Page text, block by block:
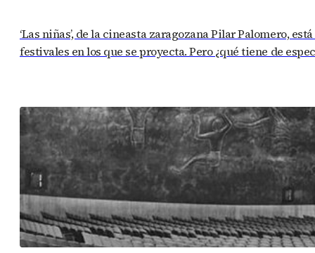
‘Las niñas’, de la cineasta zaragozana Pilar Palomero,
festivales en los que se proyecta. Pero ¿qué tiene de